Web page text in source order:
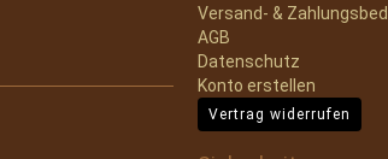
Versand- &
AGB
Datenschutz
Konto erstellen
Vertrag widerrufen